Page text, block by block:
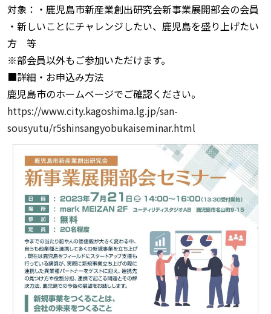
対象：・鹿児島市新産業創出研究会新事業展開部会の会員
・新しいことにチャレンジしたい、鹿児島を盛り上げたい
方 等
※部会員以外もご参加いただけます。
■詳細・お申込み方法
鹿児島市のホームページでご確認ください。
https://www.city.kagoshima.lg.jp/san-
sousyutu/r5shinsangyobukaiseminar.html